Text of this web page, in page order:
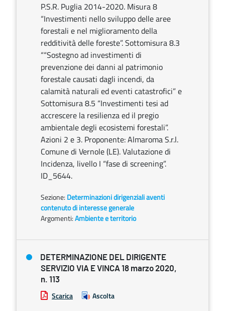
P.S.R. Puglia 2014-2020. Misura 8
“Investimenti nello sviluppo delle aree
forestali e nel miglioramento della
redditività delle foreste”. Sottomisura 8.3
““Sostegno ad investimenti di
prevenzione dei danni al patrimonio
forestale causati dagli incendi, da
calamità naturali ed eventi catastrofici” e
Sottomisura 8.5 “Investimenti tesi ad
accrescere la resilienza ed il pregio
ambientale degli ecosistemi forestali”.
Azioni 2 e 3. Proponente: Almaroma S.r.l.
Comune di Vernole (LE). Valutazione di
Incidenza, livello I “fase di screening”.
ID_5644.
Sezione: Determinazioni dirigenziali aventi
contenuto di interesse generale
Argomenti:Ambiente e territorio
DETERMINAZIONE DEL DIRIGENTE
SERVIZIO VIA E VINCA 18 marzo 2020,
n. 113
Scarica Ascolta